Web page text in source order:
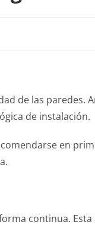
de las paredes.
de instalación.
en
continua.